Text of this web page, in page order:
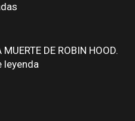
DE ROBIN HOOD.
leyenda